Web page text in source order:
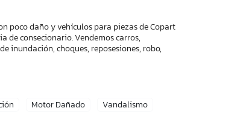
poco daño y vehículos para piezas de Copart
de consecionario. Vendemos carros,
inundación, choques, reposesiones, robo,
Motor Dañado
Vandalismo